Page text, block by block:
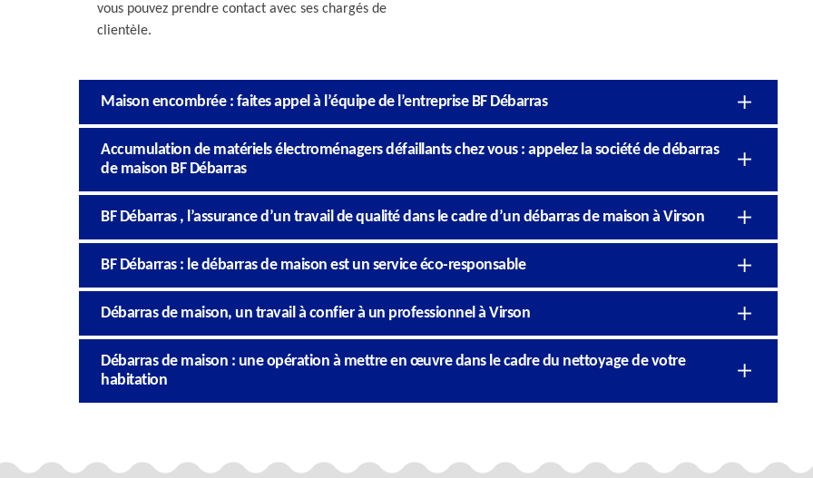
vous pouvez prendre contact avec ses chargés de
clientèle.
Maison encombrée : faites appel à l’équipe de l’entreprise BF Débarras
Accumulation de matériels électroménagers défaillants chez vous : appelez la société de débarras
de maison BF Débarras
BF Débarras , l’assurance d’un travail de qualité dans le cadre d’un débarras de maison à Virson
BF Débarras : le débarras de maison est un service éco-responsable
Débarras de maison, un travail à confier à un professionnel à Virson
Débarras de maison : une opération à mettre en œuvre dans le cadre du nettoyage de votre
habitation